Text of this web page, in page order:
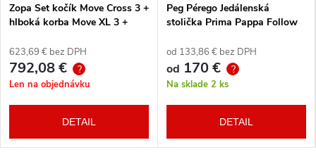
Zopa Set kočík Move Cross 3 +
hlboká korba Move XL 3 +
vlastného výberu + báza
623,69 € bez DPH
792,08 € ?
Len na objednávku
DETAIL
Peg Pérego Jedálenská
stolička Prima Pappa Follow
od 133,86 € bez DPH
od 170 € ?
Na sklade 2 ks
DETAIL